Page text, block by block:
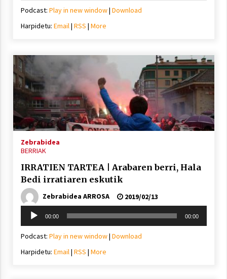
Podcast: Play in new window| Download
Harpidetu: Email| RSS | More
Zebrabidea
BERRIAK
IRRATIEN TARTEA | Arabaren berri, Hala
Bedi irratiaren eskutik
Zebrabidea ARROSA
2019/02/13
Soinu
erreproduzigailua
00:00 00:00
Podcast: Play in new window| Download
Harpidetu: Email| RSS | More